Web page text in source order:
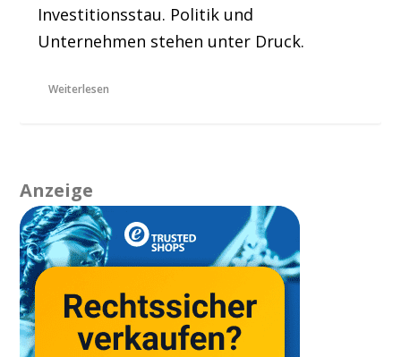
Investitionsstau. Politik und
Unternehmen stehen unter Druck.
Weiterlesen
Anzeige